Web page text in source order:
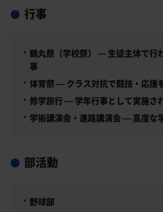
行事
鶴丸祭（学校祭） — 生徒主体で行
事
体育祭 — クラス対抗で競技・応援
修学旅行 — 学年行事として実施さ
学術講演会・進路講演会 — 高度な
部活動
野球部